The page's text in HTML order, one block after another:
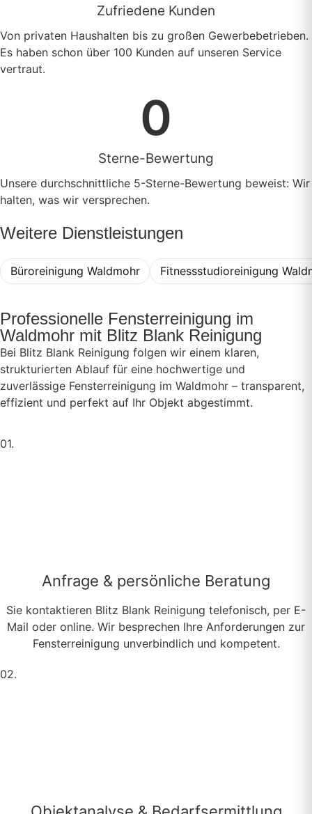
Zufriedene Kunden
Von privaten Haushalten bis zu großen Gewerbebetrieben.
Es haben schon über 100 Kunden auf unseren Service
vertraut.
Sterne-Bewertung
0
Unsere durchschnittliche 5-Sterne-Bewertung beweist: Wir
halten, was wir versprechen.
Weitere Dienstleistungen
Büroreinigung Waldmohr Fitnessstudioreinigung
Professionelle Fensterreinigung im
Waldmohr mit Blitz Blank Reinigung
Bei Blitz Blank Reinigung folgen wir einem klaren,
strukturierten Ablauf für eine hochwertige und
zuverlässige Fensterreinigung im Waldmohr – transparent,
effizient und perfekt auf Ihr Objekt abgestimmt.
01.
Anfrage & persönliche Beratung
Sie kontaktieren Blitz Blank Reinigung telefonisch, per E-
Mail oder online. Wir besprechen Ihre Anforderungen zur
Fensterreinigung unverbindlich und kompetent.
02.